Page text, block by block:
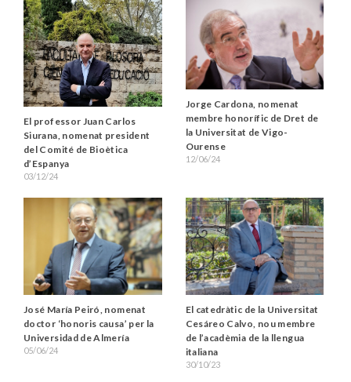
El professor Juan Carlos
Siurana, nomenat president
del Comité de Bioètica
d’Espanya
03/12/24
Jorge Cardona, nomenat
membre honorífic de Dret de
la Universitat de Vigo-
Ourense
12/06/24
José María Peiró, nomenat
doctor ‘honoris causa’ per la
Universidad de Almería
05/06/24
El catedràtic de la Universitat
Cesáreo Calvo, nou membre
de l’acadèmia de la llengua
italiana
30/10/23